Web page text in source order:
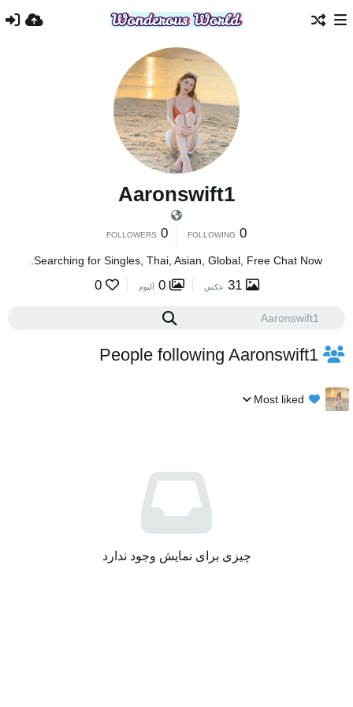
Aaronswift1
0
FOLLOWING
0
FOLLOWERS
Searching for Singles, Thai, Asian, Global, Free Chat Now.
31 عکس 0 آلبوم 0
People following Aaronswift1
Most liked
چیزی برای نمایش وجود ندارد